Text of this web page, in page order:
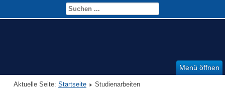
Menü öffnen
Aktuelle Seite: Startseite Studienarbeiten